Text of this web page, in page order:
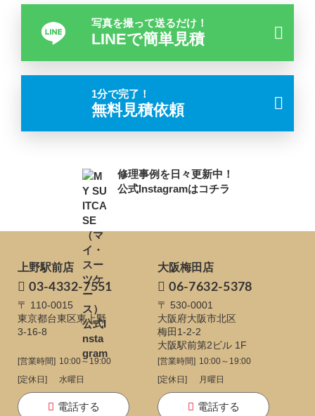
写真を撮って送るだけ！
LINEで簡単見積
1分で完了！
無料見積依頼
修理事例を日々更新中！
公式Instagramはコチラ
上野駅前店
03-4332-7551
〒 110-0015
東京都台東区東上野
3-16-8
[営業時間] 10:00～19:00
[定休日]
水曜日
電話する
大阪梅田店
06-7632-5378
〒 530-0001
大阪府大阪市北区
梅田1-2-2
大阪駅前第2ビル 1F
[営業時間] 10:00～19:00
[定休日]
月曜日
電話する